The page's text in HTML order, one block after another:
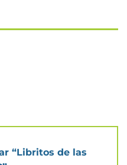
“Libritos de las